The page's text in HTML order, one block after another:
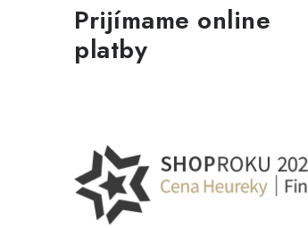
Prijímame online
platby